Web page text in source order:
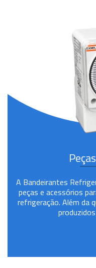
A Bandeirantes
peças e acessórios
refrigeração. Além da